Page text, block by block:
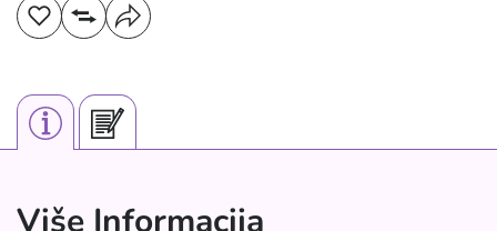
Više Informacija